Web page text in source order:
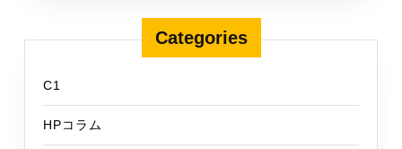
Categories
C1
HPコラム